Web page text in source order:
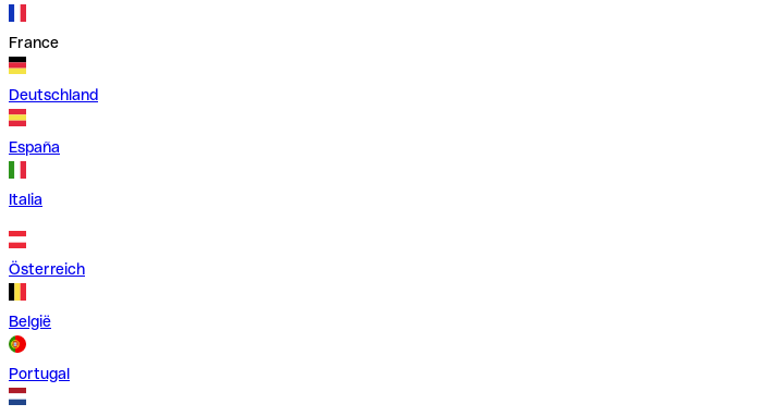
France
Deutschland
España
Italia
Österreich
België
Portugal